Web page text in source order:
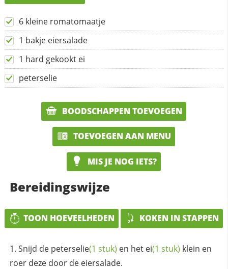
6 kleine romatomaatje
1 bakje eiersalade
1 hard gekookt ei
peterselie
BOODSCHAPPEN TOEVOEGEN
TOEVOEGEN AAN MENU
MIS JE NOG IETS?
Bereidingswijze
TOON HOEVEELHEDEN KOKEN IN STAPPEN
Snijd de peterselie(1 stuk) en het ei(1 stuk) klein en
roer deze door de eiersalade.